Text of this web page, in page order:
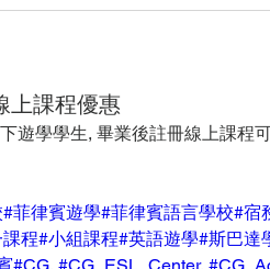
課程優惠
遊學學生, 畢業後註冊線上課程
#菲律賓遊學#菲律賓語言學校#宿
程#小組課程#英語遊學#斯巴達